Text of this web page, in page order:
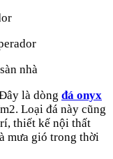
là dòng đá onyx
Loại đá này cũng
thiết kế nội thất
mưa gió trong thời